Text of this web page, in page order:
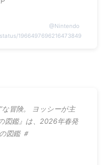
@Nintendo
1966497696216473849
な冒険。 ヨッシーが主
図鑑』は、2026年春発
図鑑 ＃